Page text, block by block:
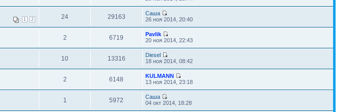
1 2 24 29163
Саша
26 ноя 2014, 20:40
2 6719
Pavlik
20 ноя 2014, 22:43
10 13316
Diesel
18 ноя 2014, 08:42
2 6148
KULMANN
13 ноя 2014, 23:18
1 5972
Саша
04 окт 2014, 18:28